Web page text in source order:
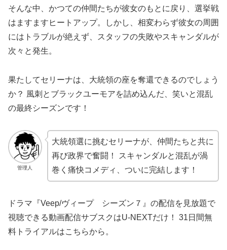
そんな中、かつての仲間たちが彼女のもとに戻り、選挙戦
はますますヒートアップ。しかし、相変わらず彼女の周囲
にはトラブルが絶えず、スタッフの失敗やスキャンダルが
次々と発生。
果たしてセリーナは、大統領の座を奪還できるのでしょう
か？ 風刺とブラックユーモアを詰め込んだ、笑いと混乱
の最終シーズンです！
管理人
大統領選に挑むセリーナが、仲間たちと共に
再び政界で奮闘！ スキャンダルと混乱が渦
巻く痛快コメディ、ついに完結します！
ドラマ『Veep/ヴィープ シーズン７』の配信を見放題で
視聴できる動画配信サブスクはU-NEXTだけ！ 31日間無
料トライアルはこちらから。